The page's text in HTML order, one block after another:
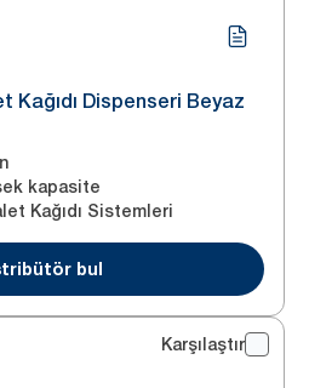
Kağıdı Dispenseri Beyaz
kapasite
Kağıdı Sistemleri
bul
Karşılaştır